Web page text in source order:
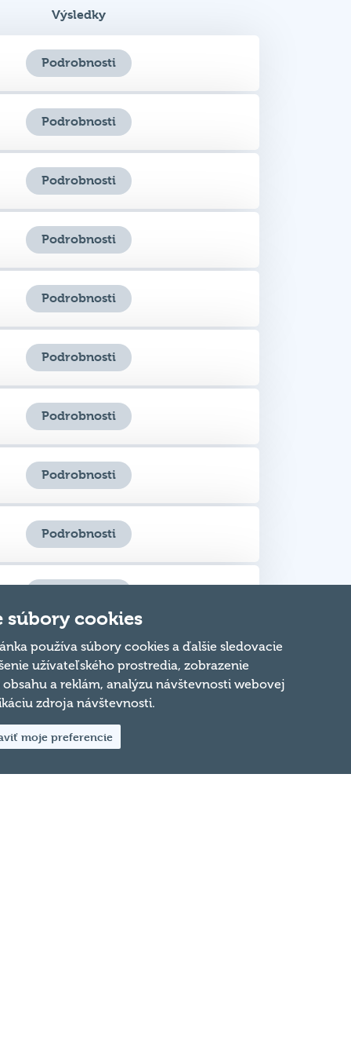
Výsledky
Podrobnosti
Podrobnosti
Podrobnosti
Podrobnosti
Podrobnosti
Podrobnosti
Podrobnosti
Podrobnosti
Podrobnosti
Podrobnosti
Podrobnosti
súbory cookies
používa súbory cookies a ďalšie sledovacie
užívateľského prostredia, zobrazenie
a reklám, analýzu návštevnosti webovej
zdroja návštevnosti.
moje preferencie